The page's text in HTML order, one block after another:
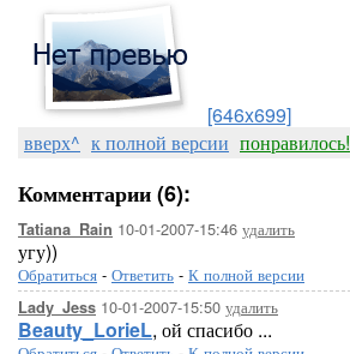
[646x699]
вверх^ к полной версии понравилось!
Комментарии (6):
Tatiana_Rain 10-01-2007-15:46 удалить
угу))
Обратиться - Ответить - К полной версии
Lady_Jess 10-01-2007-15:50 удалить
Beauty_LorieL, ой спасибо ...